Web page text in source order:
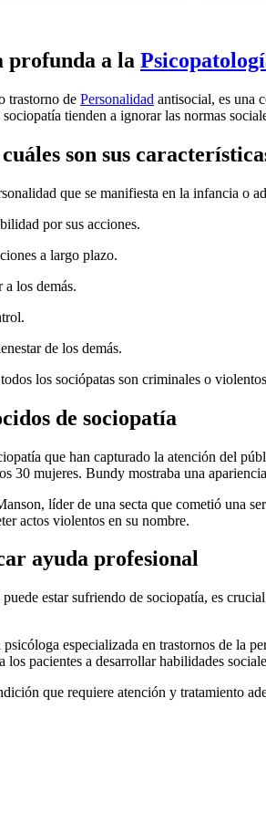
profunda a la
trastorno de Personalidad antisocial, es una
tienden a ignorar las normas
son sus
que se manifiesta en la infancia o
por sus acciones.
a largo plazo.
los demás.
de los demás.
los sociópatas son criminales o
de sociopatía
que han capturado la atención del
30 mujeres. Bundy mostraba una
líder de una secta que cometió una
actos violentos en su nombre.
ayuda profesional
estar sufriendo de sociopatía, es
especializada en trastornos de la
pacientes a desarrollar habilidades
que requiere atención y tratamiento